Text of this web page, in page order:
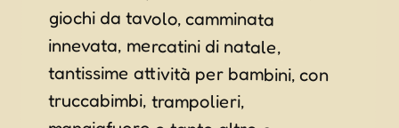
truccabimbi, trampolieri,